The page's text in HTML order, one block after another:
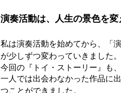
演奏活動は、人生の景色を
私は演奏活動を始めてから、「
が少しずつ変わっていきました。
今回の『トイ・ストーリー』も、
一人では出会わなかった作品に
つことができました。